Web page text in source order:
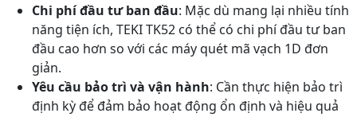
Chi phí đầu tư ban đầu: Mặc dù mang lại nhiều tính
năng tiện ích, TEKI TK52 có thể có chi phí đầu tư ban
đầu cao hơn so với các máy quét mã vạch 1D đơn
giản.
Yêu cầu bảo trì và vận hành: Cần thực hiện bảo trì
định kỳ để đảm bảo hoạt động ổn định và hiệu quả